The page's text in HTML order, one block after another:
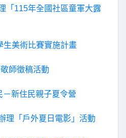
「115年全國社區童軍大露
生美術比賽實施計畫
師徵稿活動
新住民親子夏令營
理「戶外夏日電影」活動